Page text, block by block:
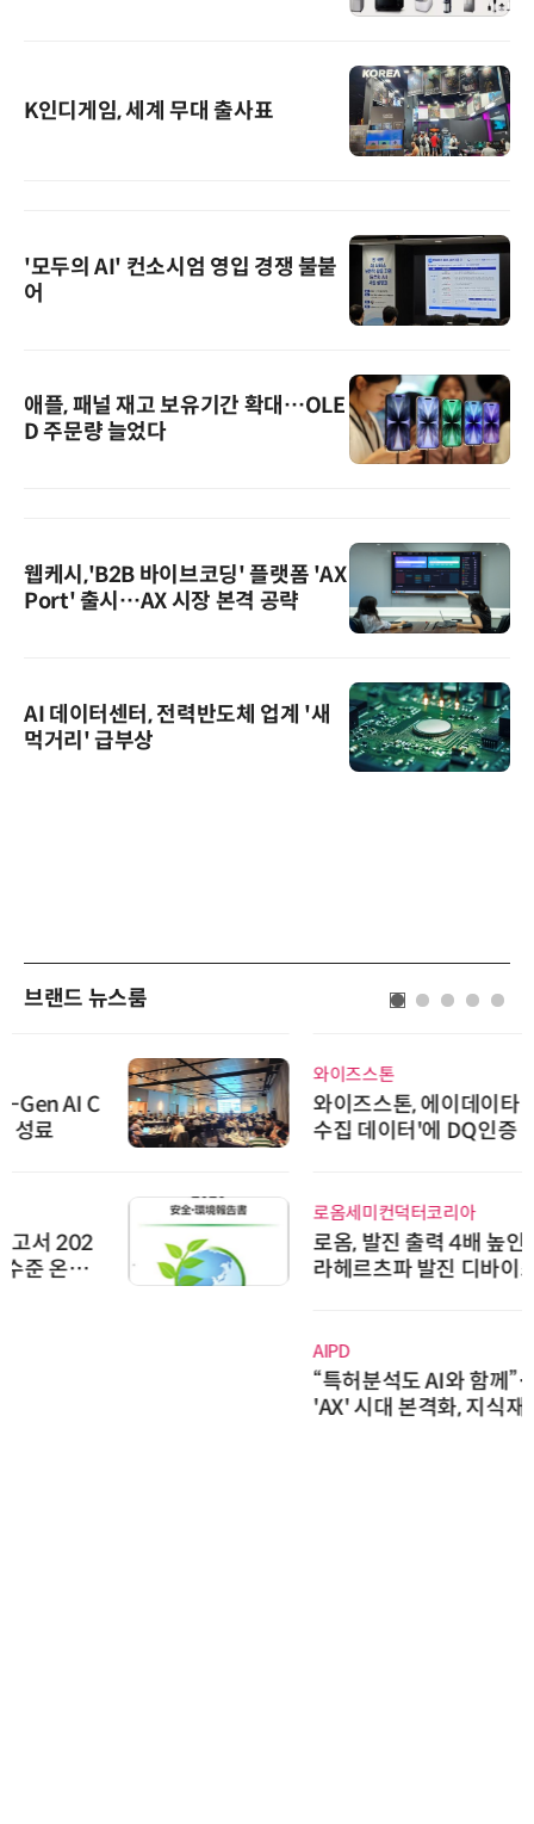
K인디게임, 세계 무대 출사표
'모두의 AI' 컨소시엄 영입 경쟁 불붙
어
애플, 패널 재고 보유기간 확대…OLE
D 주문량 늘었다
웹케시,'B2B 바이브코딩' 플랫폼 'AX
Port' 출시…AX 시장 본격 공략
AI 데이터센터, 전력반도체 업계 '새
먹거리' 급부상
브랜드 뉴스룸
와이즈스톤, 에이데이타 'SCV 기반
수집 데이터'에 DQ인증 최고 등급
로옴세미컨덕터코리아
로옴, 발진 출력 4배 높인 2세대 테
라헤르츠파 발진 디바이스 개발